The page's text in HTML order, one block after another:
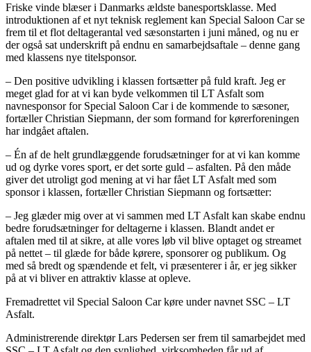
Friske vinde blæser i Danmarks ældste banesportsklasse. Med
introduktionen af et nyt teknisk reglement kan Special Saloon Car se
frem til et flot deltagerantal ved sæsonstarten i juni måned, og nu er
der også sat underskrift på endnu en samarbejdsaftale – denne gang
med klassens nye titelsponsor.
– Den positive udvikling i klassen fortsætter på fuld kraft. Jeg er
meget glad for at vi kan byde velkommen til LT Asfalt som
navnesponsor for Special Saloon Car i de kommende to sæsoner,
fortæller Christian Siepmann, der som formand for kørerforeningen
har indgået aftalen.
– Én af de helt grundlæggende forudsætninger for at vi kan komme
ud og dyrke vores sport, er det sorte guld – asfalten. På den måde
giver det utroligt god mening at vi har fået LT Asfalt med som
sponsor i klassen, fortæller Christian Siepmann og fortsætter:
– Jeg glæder mig over at vi sammen med LT Asfalt kan skabe endnu
bedre forudsætninger for deltagerne i klassen. Blandt andet er
aftalen med til at sikre, at alle vores løb vil blive optaget og streamet
på nettet – til glæde for både kørere, sponsorer og publikum. Og
med så bredt og spændende et felt, vi præsenterer i år, er jeg sikker
på at vi bliver en attraktiv klasse at opleve.
Fremadrettet vil Special Saloon Car køre under navnet SSC – LT
Asfalt.
Administrerende direktør Lars Pedersen ser frem til samarbejdet med